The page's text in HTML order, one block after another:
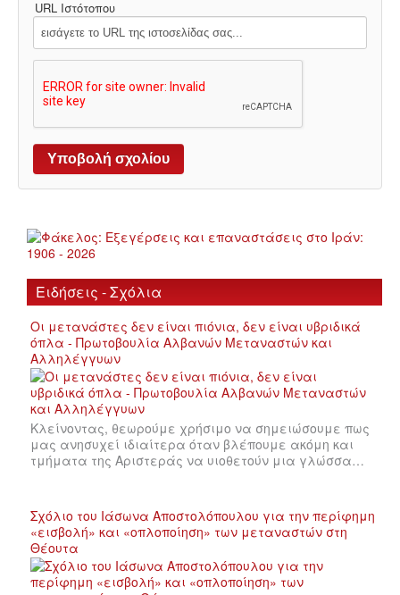
URL Ιστότοπου
Ειδήσεις - Σχόλια
Οι μετανάστες δεν είναι πιόνια, δεν είναι υβριδικά
όπλα - Πρωτοβουλία Αλβανών Μεταναστών και
Αλληλέγγυων
Κλείνοντας, θεωρούμε χρήσιμο να σημειώσουμε πως
μας ανησυχεί ιδιαίτερα όταν βλέπουμε ακόμη και
τμήματα της Αριστεράς να υιοθετούν μια γλώσσα…
Σχόλιο του Ιάσωνα Αποστολόπουλου για την περίφημη
«εισβολή» και «οπλοποίηση» των μεταναστών στη
Θέουτα